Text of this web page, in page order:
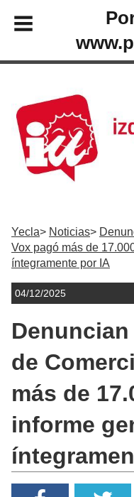
Yecla Noticias
Vox pagó más de
íntegramente por IA
04/12/2025
de
más de
informe